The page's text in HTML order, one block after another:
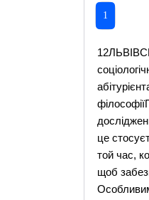
1
12ЛЬВІВСЬКИЙ НАЦІОНАЛЬНИЙ УНІВЕРСИТЕТім. ІВАНА ФРАНКАкафедра психологіїПрограма соціологічного дослідження факторів,що впливають на вибір платної форми навчання абітурієнтами вузів ЛьвоваВиконала:Студентка ФФП-21 СМисик Х.Прийняв:Доцент кафедри філософіїПоляруш Б.Ю.Львів 2002I. Методологічна частина.1.1. Обгрунтування проблеми дослідження. За умов сучасної незадовільної економічної ситуації в країні, багато хто, а особливо це стосується молоді, звертає свої погляди на престижні та високооплачувані професії. Уже минув той час, коли більшість дітей бажали стати лікарями або вчителями. Реалії показують, що для того, щоб забезпечити своє майбутнє, потрібно отримувати спеціальності інших спрямувань. Особливим попитом серед молоді сьогодні користуються професійні спеціальності такі, як менеджер, юрист, економіст, дещо нижче цінуються спеціальності перекладача, психолога і т. п. Серед більшої частини населення поширена думка, що дані професії носять, як правило, суто